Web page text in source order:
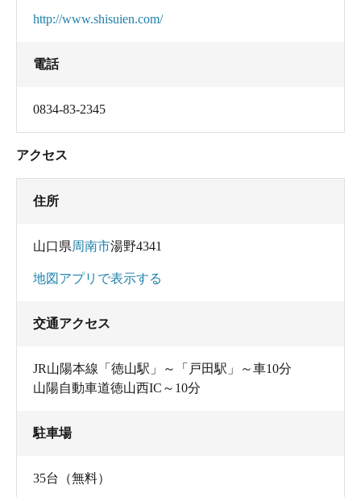
http://www.shisuien.com/
電話
0834-83-2345
アクセス
住所
山口県周南市湯野4341
地図アプリで表示する
交通アクセス
JR山陽本線「徳山駅」～「戸田駅」～車10分
山陽自動車道徳山西IC～10分
駐車場
35台（無料）